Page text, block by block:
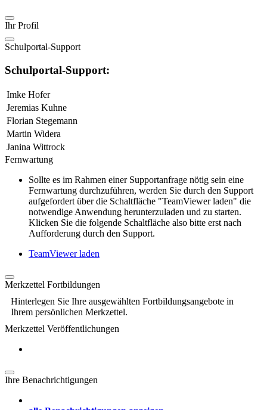
Ihr Profil
Schulportal-Support
Schulportal-Support:
Imke Hofer
Jeremias Kuhne
Florian Stegemann
Martin Widera
Janina Wittrock
Fernwartung
Sollte es im Rahmen einer Supportanfrage nötig sein eine
Fernwartung durchzuführen, werden Sie durch den Support
aufgefordert über die Schaltfläche "TeamViewer laden" die
notwendige Anwendung herunterzuladen und zu starten.
Klicken Sie die folgende Schaltfläche also bitte erst nach
Aufforderung durch den Support.
TeamViewer laden
Merkzettel Fortbildungen
Hinterlegen Sie Ihre ausgewählten Fortbildungsangebote in
Ihrem persönlichen Merkzettel.
Merkzettel Veröffentlichungen
Ihre Benachrichtigungen